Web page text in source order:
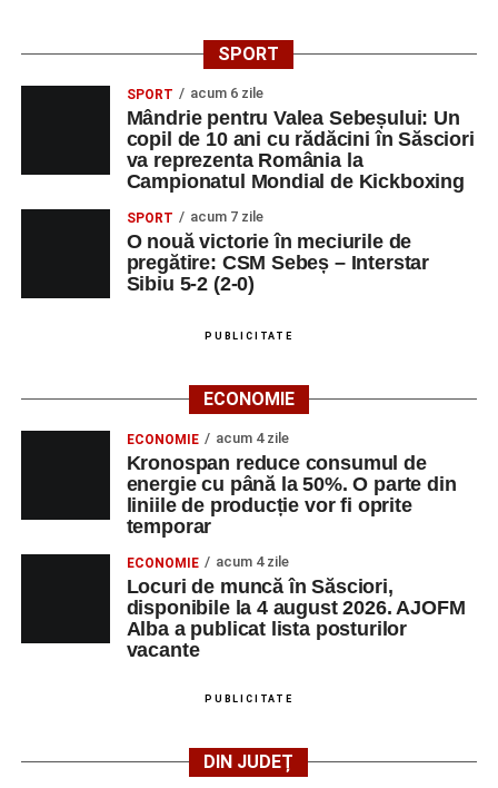
SPORT
SPORT acum 6 zile
Mândrie pentru Valea Sebeșului: Un
copil de 10 ani cu rădăcini în Săsciori
va reprezenta România la
Campionatul Mondial de Kickboxing
SPORT acum 7 zile
O nouă victorie în meciurile de
pregătire: CSM Sebeș – Interstar
Sibiu 5-2 (2-0)
PUBLICITATE
ECONOMIE
ECONOMIE acum 4 zile
Kronospan reduce consumul de
energie cu până la 50%. O parte din
liniile de producție vor fi oprite
temporar
ECONOMIE acum 4 zile
Locuri de muncă în Săsciori,
disponibile la 4 august 2026. AJOFM
Alba a publicat lista posturilor
vacante
PUBLICITATE
DIN JUDEȚ